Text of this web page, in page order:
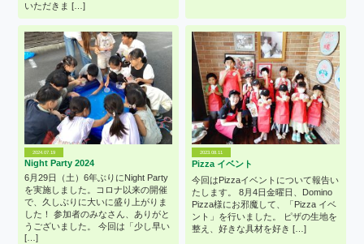
いただきま […]
2024.07.19
Night Party 2024
6月29日（土）6年ぶりにNight Party
を実施しました。コロナ以来の開催
で、久しぶりに大いに盛り上がりま
した！ 参加者のみなさん、ありがと
うございました。 今回は「少し早い
[…]
2023.08.11
Pizza イベント
今回はPizzaイベントについて報告い
たします。 8月4日金曜日、Domino
Pizza様にお邪魔して、「Pizza イベ
ント」を行いました。 ピザの生地を
整え、好きな具材を好き […]